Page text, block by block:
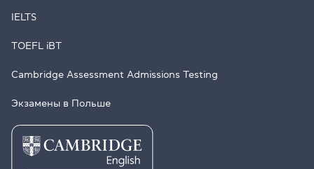
IELTS
TOEFL iBT
Cambridge Assessment Admissions Testing
Экзамены в Польше